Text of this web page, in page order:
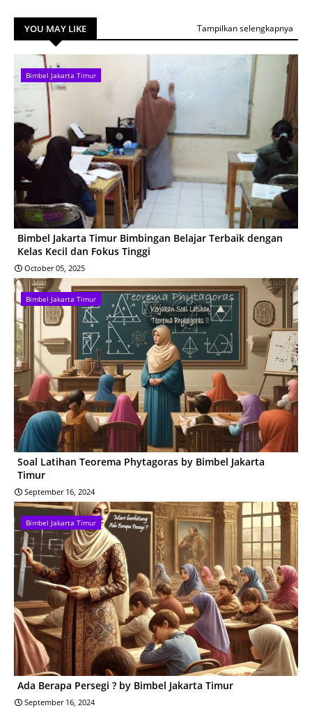
YOU MAY LIKE Tampilkan selengkapnya
Bimbel Jakarta Timur
Bimbel Jakarta Timur Bimbingan Belajar Terbaik dengan
Kelas Kecil dan Fokus Tinggi
October 05, 2025
Bimbel Jakarta Timur
Soal Latihan Teorema Phytagoras by Bimbel Jakarta
Timur
September 16, 2024
Bimbel Jakarta Timur
Ada Berapa Persegi ? by Bimbel Jakarta Timur
September 16, 2024